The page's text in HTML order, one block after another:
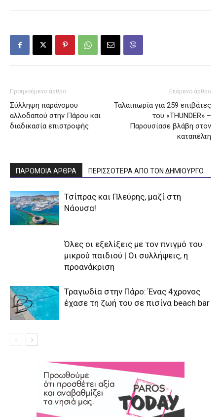
Προηγούμενο άρθρο
Σύλληψη παράνομου
αλλοδαπού στην Πάρου και
διαδικασία επιστροφής
Επόμενο άρθρο
Ταλαιπωρία για 259 επιβάτες
του «THUNDER» –
Παρουσίασε βλάβη στον
καταπέλτη
ΠΑΡΟΜΟΙΑ ΑΡΘΡΑ ΠΕΡΙΣΣΟΤΕΡΑ ΑΠΟ ΤΟΝ ΔΗΜΙΟΥΡΓΟ
Τσίπρας και Πλεύρης, μαζί στη
Νάουσα!
Όλες οι εξελίξεις με τον πνιγμό του
μικρού παιδιού | Οι συλλήψεις, η
προανάκριση
Τραγωδία στην Πάρο: Ένας 4χρονος
έχασε τη ζωή του σε πισίνα beach bar